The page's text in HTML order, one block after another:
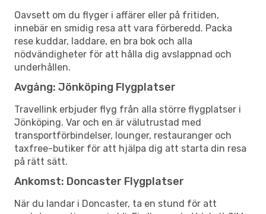
Oavsett om du flyger i affärer eller på fritiden,
innebär en smidig resa att vara förberedd. Packa
rese kuddar, laddare, en bra bok och alla
nödvändigheter för att hålla dig avslappnad och
underhållen.
Avgång: Jönköping Flygplatser
Travellink erbjuder flyg från alla större flygplatser i
Jönköping. Var och en är välutrustad med
transportförbindelser, lounger, restauranger och
taxfree-butiker för att hjälpa dig att starta din resa
på rätt sätt.
Ankomst: Doncaster Flygplatser
När du landar i Doncaster, ta en stund för att